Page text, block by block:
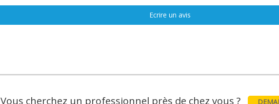
Ecrire un avis
Vous cherchez un professionnel près de chez vous ?